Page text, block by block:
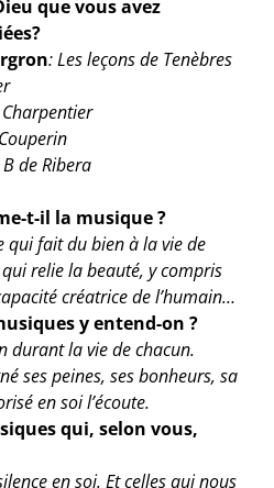
que vous avez
: Les leçons de Tenèbres
Charpentier
de Ribera
t-il la musique ?
qui fait du bien à la vie de
relie la beauté, y compris
créatrice de l’humain…
y entend-on ?
durant la vie de chacun.
ses peines, ses bonheurs, sa
en soi l’écoute.
qui, selon vous,
en soi. Et celles qui nous